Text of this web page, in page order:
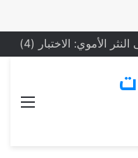
الأموي: الاختبار (4)